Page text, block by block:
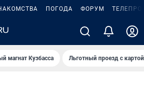
ПОГОДА ФОРУМ
магнат Кузбасса Льготный проезд с